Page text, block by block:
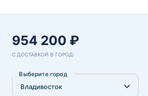
954 200 ₽
С ДОСТАВКОЙ В ГОРОД:
Выберите город